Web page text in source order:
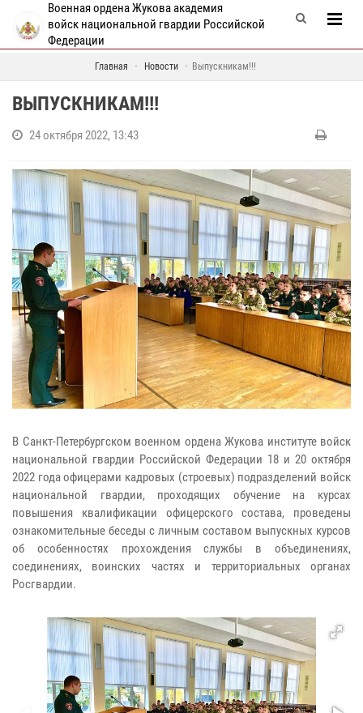
Военная ордена Жукова академия
войск национальной гвардии Российской
Федерации
Главная Новости Выпускникам!!!
ВЫПУСКНИКАМ!!!
24 октября 2022, 13:43
В Санкт-Петербургском военном ордена Жукова институте войск
национальной гвардии Российской Федерации 18 и 20 октября
2022 года офицерами кадровых (строевых) подразделений войск
национальной гвардии, проходящих обучение на курсах
повышения квалификации офицерского состава, проведены
ознакомительные беседы с личным составом выпускных курсов
об особенностях прохождения службы в объединениях,
соединениях, воинских частях и территориальных органах
Росгвардии.